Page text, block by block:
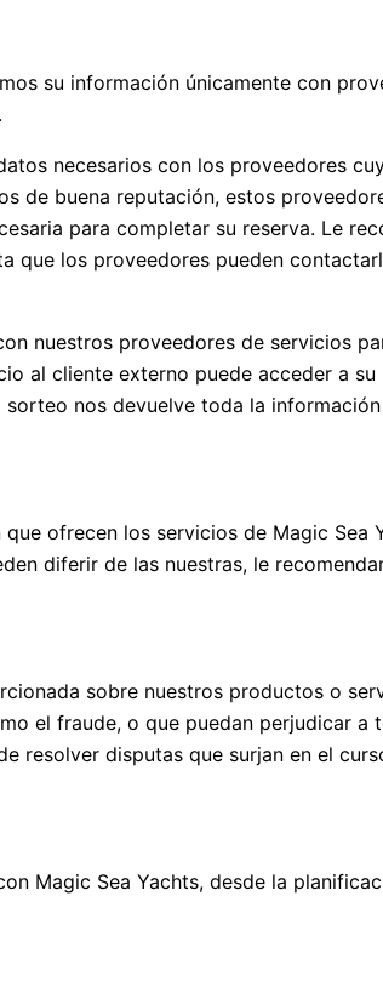
su información únicamente con
necesarios con los proveedores
de buena reputación, estos
para completar su reserva. Le
que los proveedores pueden
nuestros proveedores de servicios
al cliente externo puede acceder a
nos devuelve toda la
ofrecen los servicios de Magic Sea
diferir de las nuestras, le
sobre nuestros productos o
el fraude, o que puedan perjudicar
resolver disputas que surjan en el
Magic Sea Yachts, desde la